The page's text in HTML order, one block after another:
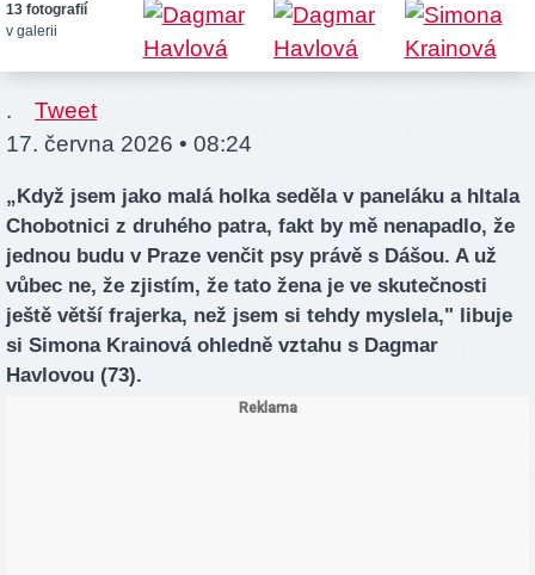
13 fotografií
v galerii
.
Tweet
17. června 2026 • 08:24
„Když jsem jako malá holka seděla v paneláku a hltala
Chobotnici z druhého patra, fakt by mě nenapadlo, že
jednou budu v Praze venčit psy právě s Dášou. A už
vůbec ne, že zjistím, že tato žena je ve skutečnosti
ještě větší frajerka, než jsem si tehdy myslela," libuje
si Simona Krainová ohledně vztahu s Dagmar
Havlovou (73).